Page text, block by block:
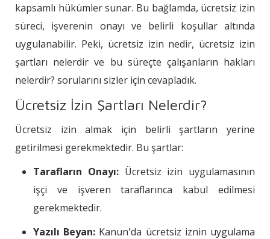
kapsamlı hükümler sunar. Bu bağlamda, ücretsiz izin
süreci, işverenin onayı ve belirli koşullar altında
uygulanabilir. Peki, ücretsiz izin nedir, ücretsiz izin
şartları nelerdir ve bu süreçte çalışanların hakları
nelerdir? sorularını sizler için cevapladık.
Ücretsiz İzin Şartları Nelerdir?
Ücretsiz izin almak için belirli şartların yerine
getirilmesi gerekmektedir. Bu şartlar:
Tarafların Onayı:Ücretsiz izin uygulamasının
işçi ve işveren taraflarınca kabul edilmesi
gerekmektedir.
Yazılı Beyan: Kanun'da ücretsiz iznin uygulama